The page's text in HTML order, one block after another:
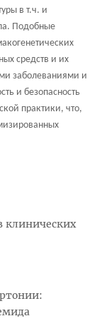
в т.ч. и
Подобные
средств и их
заболеваниями и
и безопасность
практики, что,
клинических